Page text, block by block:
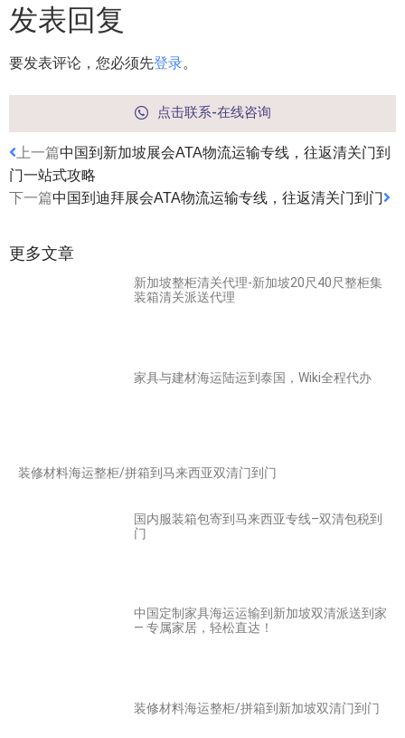
发表回复
要发表评论，您必须先登录。
点击联系-在线咨询
上一篇中国到新加坡展会ATA物流运输专线，往返清关门到
门一站式攻略
下一篇中国到迪拜展会ATA物流运输专线，往返清关门到门
更多文章
新加坡整柜清关代理-新加坡20尺40尺整柜集
装箱清关派送代理
家具与建材海运陆运到泰国，Wiki全程代办
装修材料海运整柜/拼箱到马来西亚双清门到门
国内服装箱包寄到马来西亚专线–双清包税到
门
中国定制家具海运运输到新加坡双清派送到家
— 专属家居，轻松直达！
装修材料海运整柜/拼箱到新加坡双清门到门